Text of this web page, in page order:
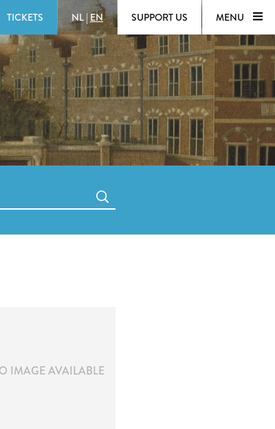
TICKETS NL | EN SUPPORT US MENU
IMAGE AVAILABLE